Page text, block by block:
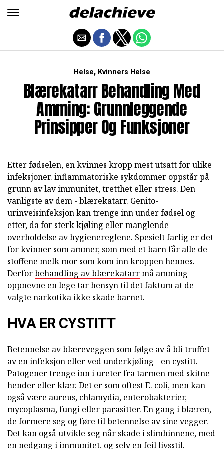
Helse, Kvinners Helse
Blærekatarr Behandling Med
Amming: Grunnleggende
Prinsipper Og Funksjoner
Etter fødselen, en kvinnes kropp mest utsatt for ulike
infeksjoner. inflammatoriske sykdommer oppstår på
grunn av lav immunitet, tretthet eller stress. Den
vanligste av dem - blærekatarr. Genito-
urinveisinfeksjon kan trenge inn under fødsel og
etter, da for sterk kjøling eller manglende
overholdelse av hygienereglene. Spesielt farlig er det
for kvinner som ammer, som med et barn får alle de
stoffene melk mor som kom inn kroppen hennes.
Derforbehandling av blærekatarrmå amming
oppnevne en lege tar hensyn til det faktum at de
valgte narkotika ikke skade barnet.
HVA ER CYSTITT
Betennelse av blæreveggen som følge av å bli truffet
av en infeksjon eller ved underkjøling - en cystitt.
Patogener trenge inn i ureter fra tarmen med skitne
hender eller klær. Det er som oftest E. coli, men kan
også være aureus, chlamydia, enterobakterier,
mycoplasma, fungi eller parasitter. En gang i blæren,
de formere seg og føre til betennelse av sine vegger.
Det kan også utvikle seg når skade i slimhinnene, med
en nedgang i immunitet, og selv en feil livsstil.